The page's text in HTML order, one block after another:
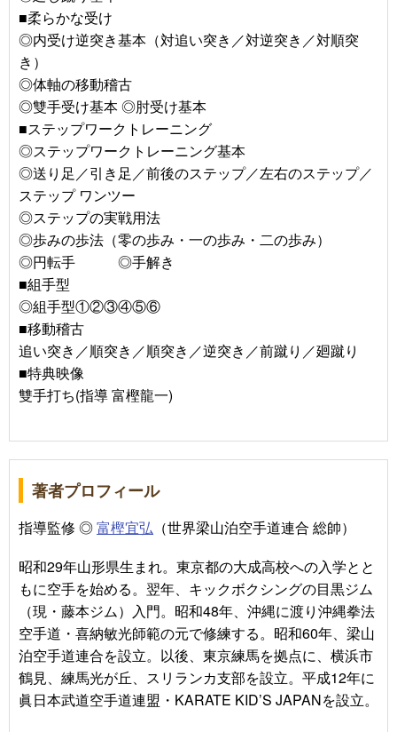
■柔らかな受け
◎内受け逆突き基本（対追い突き／対逆突き／対順突
き）
◎体軸の移動稽古
◎雙手受け基本 ◎肘受け基本
■ステップワークトレーニング
◎ステップワークトレーニング基本
◎送り足／引き足／前後のステップ／左右のステップ／
ステップ ワンツー
◎ステップの実戦用法
◎歩みの歩法（零の歩み・一の歩み・二の歩み）
◎円転手 ◎手解き
■組手型
◎組手型①②③④⑤⑥
■移動稽古
追い突き／順突き／順突き／逆突き／前蹴り／廻蹴り
■特典映像
雙手打ち(指導 富樫龍一)
著者プロフィール
指導監修 ◎富樫宜弘 （世界梁山泊空手道連合 総帥）
昭和29年山形県生まれ。東京都の大成高校への入学とと
もに空手を始める。翌年、キックボクシングの目黒ジム
（現・藤本ジム）入門。昭和48年、沖縄に渡り沖縄拳法
空手道・喜納敏光師範の元で修練する。昭和60年、梁山
泊空手道連合を設立。以後、東京練馬を拠点に、横浜市
鶴見、練馬光が丘、スリランカ支部を設立。平成12年に
眞日本武道空手道連盟・KARATE KID’S JAPANを設立。